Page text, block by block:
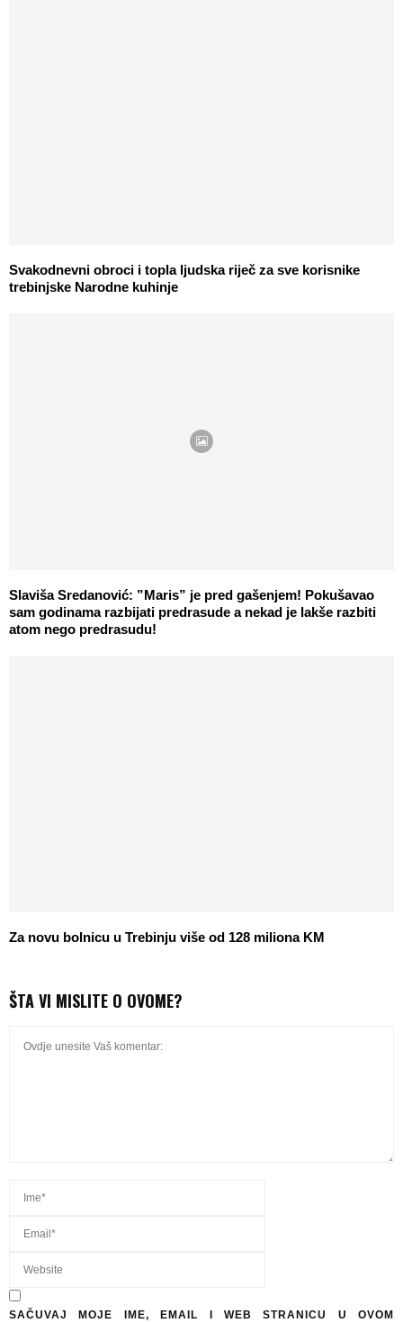
Svakodnevni obroci i topla ljudska riječ za sve korisnike
trebinjske Narodne kuhinje
Slaviša Sredanović: ”Maris” je pred gašenjem! Pokušavao
sam godinama razbijati predrasude a nekad je lakše razbiti
atom nego predrasudu!
Za novu bolnicu u Trebinju više od 128 miliona KM
ŠTA VI MISLITE O OVOME?
SAČUVAJ MOJE IME, EMAIL I WEB STRANICU U OVOM